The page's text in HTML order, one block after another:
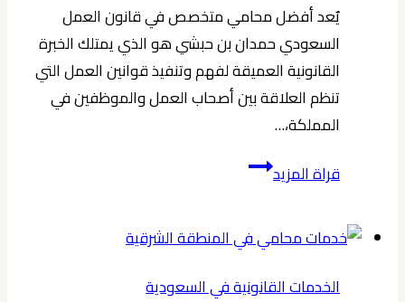
يٌعد أفضل محامي متخصص في قانون العمل
السعودي حمدان بن حبشي هو الذي يمتلك الخبرة
القانونية العميقة لفهم وتنفيذ قوانين العمل التي
تنظم العلاقة بين أصحاب العمل والموظفين في
المملكة،…
قراة المزيدلماذا
محامي
متخصص
الخدمات القانونية في السعودية